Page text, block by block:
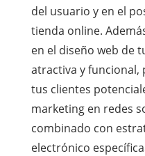
del usuario y en el
tienda online.
en el diseño web de
atractiva y funcional,
tus clientes
marketing en redes
combinado con
electrónico